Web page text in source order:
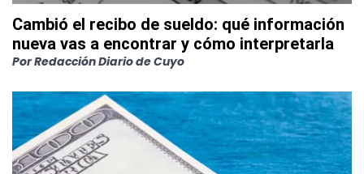
Cambió el recibo de sueldo: qué información
nueva vas a encontrar y cómo interpretarla
PorRedacción Diario de Cuyo